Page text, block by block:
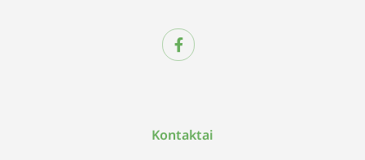
Kontaktai